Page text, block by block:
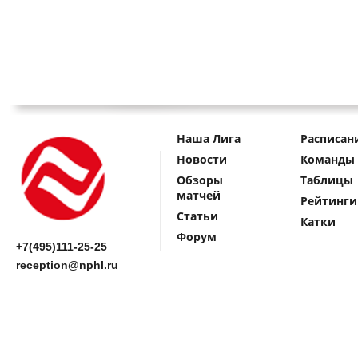
+7(495)111-25-25
reception@nphl.ru
Наша Лига
Новости
Обзоры
матчей
Статьи
Форум
Команды
Таблицы
Рейтинги
Катки